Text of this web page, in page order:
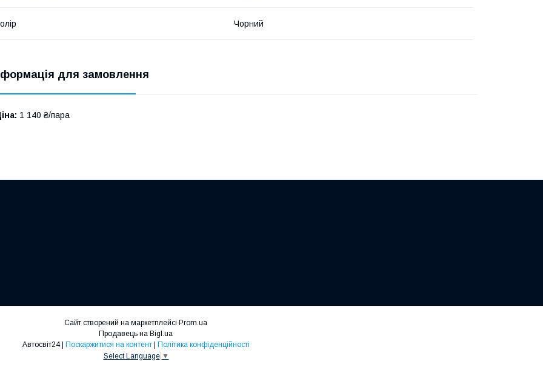
Чорний
для замовлення
1 140 ₴/пара
Сайт створений на маркетплейсі Prom.ua
Продавець на Bigl.ua
Автосвіт24 | Поскаржитися на контент | Політика конфіденційності
Select Language ▼